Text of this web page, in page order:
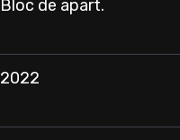
Bloc de apart.
2022